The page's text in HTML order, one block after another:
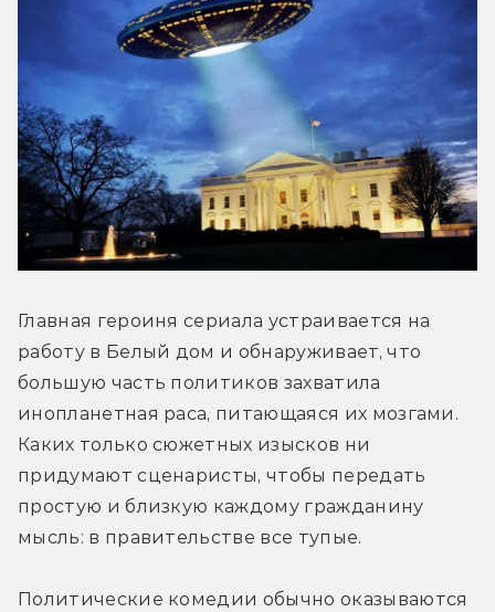
Главная героиня сериала устраивается на
работу в Белый дом и обнаруживает, что
большую часть политиков захватила
инопланетная раса, питающаяся их мозгами.
Каких только сюжетных изысков ни
придумают сценаристы, чтобы передать
простую и близкую каждому гражданину
мысль: в правительстве все тупые.
Политические комедии обычно оказываются